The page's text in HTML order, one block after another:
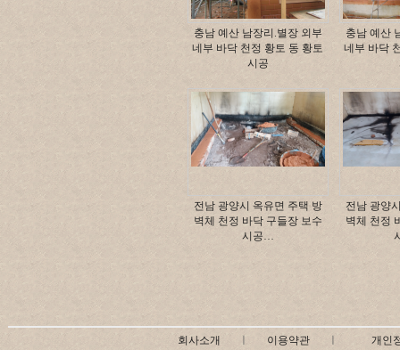
충남 예산 남장리.별장 외부
네부 바닥 천정 황토 동 황토
시공
충남 예산
네부 바닥
전남 광양시 옥유면 주택 방
벽체 천정 바닥 구들장 보수
시공…
전남 광양
벽체 천정
회사소개 이용약관 개인